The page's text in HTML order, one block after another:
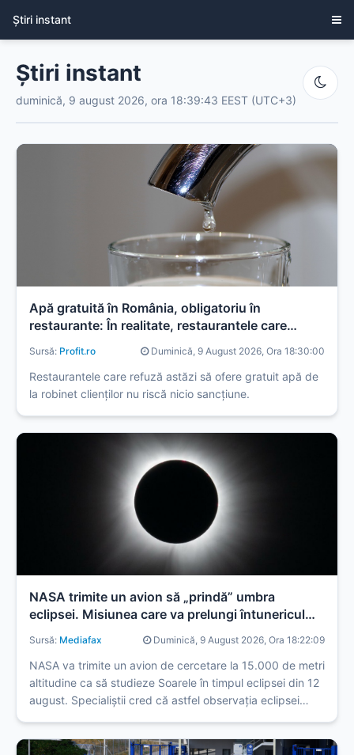
Știri instant
Știri instant
duminică, 9 august 2026, ora 18:39:43 EEST (UTC+3)
Apă gratuită în România, obligatoriu în
restaurante: În realitate, restaurantele care
refuză nu riscă astăzi nicio sancțiune. Ce este
Sursă: Profit.ro Duminică, 9 August 2026, Ora 18:30:00
Restaurantele care refuză astăzi să ofere gratuit apă de
la robinet clienților nu riscă nicio sancțiune.
NASA trimite un avion să „prindă” umbra
eclipsei. Misiunea care va prelungi întunericul
total la aproape trei minute
Sursă: Mediafax Duminică, 9 August 2026, Ora 18:22:09
NASA va trimite un avion de cercetare la 15.000 de metri
altitudine ca să studieze Soarele în timpul eclipsei din 12
august. Specialiștii cred că astfel observația eclipsei